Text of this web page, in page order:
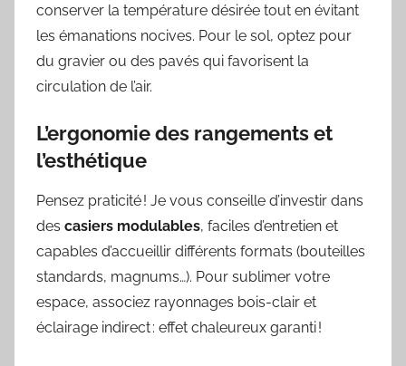
conserver la température désirée tout en évitant
les émanations nocives. Pour le sol, optez pour
du gravier ou des pavés qui favorisent la
circulation de l’air.
L’ergonomie des rangements et
l’esthétique
Pensez praticité ! Je vous conseille d’investir dans
des casiers modulables, faciles d’entretien et
capables d’accueillir différents formats (bouteilles
standards, magnums…). Pour sublimer votre
espace, associez rayonnages bois-clair et
éclairage indirect : effet chaleureux garanti !